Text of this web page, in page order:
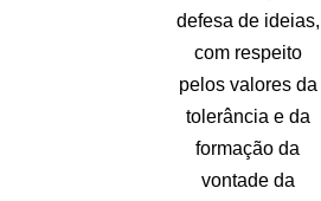
defesa de ideias,
com respeito
pelos valores da
tolerância e da
formação da
vontade da